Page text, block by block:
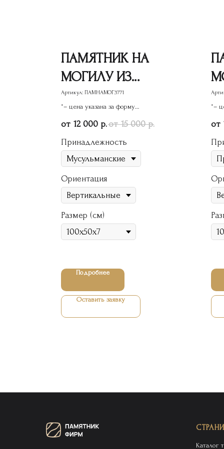
ПАМЯТНИК НА
МОГИЛУ ИЗ
ГРАНИТА ГП-113
Артикул: ПАМНАМОГ3771
*– цена указана за форму
12 000 р. 15 000 р.
Принадлежность
Ориентация
Размер (см)
Подробнее
Оставить заявку
*–
Каталог